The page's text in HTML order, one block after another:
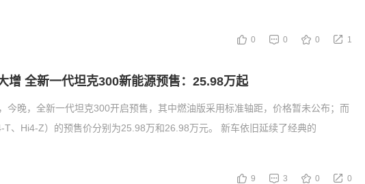
0 0 0 1
增 全新一代坦克300新能源预售：25.98万起
今晚，全新一代坦克300开启预售，其中燃油版采用标准轴距，价格暂未公布；而
T、Hi4-Z）的预售价分别为25.98万和26.98万元。 新车依旧延续了经典的
9 3 0 0